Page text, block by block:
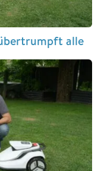
alle